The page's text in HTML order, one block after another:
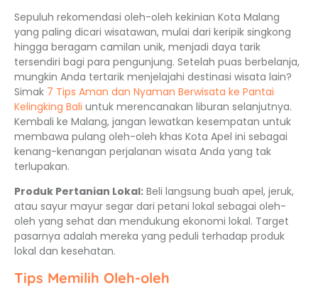
Sepuluh rekomendasi oleh-oleh kekinian Kota Malang
yang paling dicari wisatawan, mulai dari keripik singkong
hingga beragam camilan unik, menjadi daya tarik
tersendiri bagi para pengunjung. Setelah puas berbelanja,
mungkin Anda tertarik menjelajahi destinasi wisata lain?
Simak 7 Tips Aman dan Nyaman Berwisata ke Pantai
Kelingking Bali untuk merencanakan liburan selanjutnya.
Kembali ke Malang, jangan lewatkan kesempatan untuk
membawa pulang oleh-oleh khas Kota Apel ini sebagai
kenang-kenangan perjalanan wisata Anda yang tak
terlupakan.
Produk Pertanian Lokal: Beli langsung buah apel, jeruk,
atau sayur mayur segar dari petani lokal sebagai oleh-
oleh yang sehat dan mendukung ekonomi lokal. Target
pasarnya adalah mereka yang peduli terhadap produk
lokal dan kesehatan.
Tips Memilih Oleh-oleh